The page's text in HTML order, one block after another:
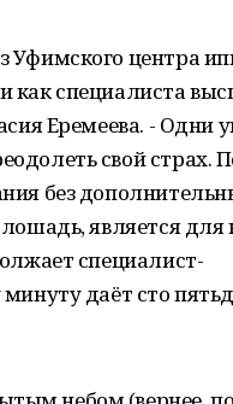
Уфимского центра
как специалиста
Еремеева. - Одни
свой страх.
без
является для
специалист-
даёт сто